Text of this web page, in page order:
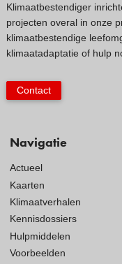
Navigatie
Actueel
Kaarten
Klimaatverhalen
Kennisdossiers
Hulpmiddelen
Voorbeelden
Klimaatbestendiger
projecten overal in onze
klimaatbestendige
klimaatadaptatie of hulp
Contact